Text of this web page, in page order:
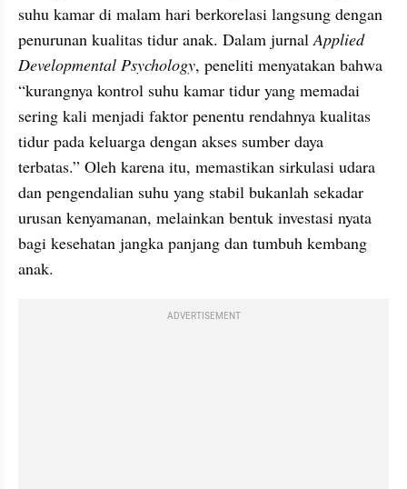
suhu kamar di malam hari berkorelasi langsung dengan
penurunan kualitas tidur anak. Dalam jurnal Applied
Developmental Psychology, peneliti menyatakan bahwa
“kurangnya kontrol suhu kamar tidur yang memadai
sering kali menjadi faktor penentu rendahnya kualitas
tidur pada keluarga dengan akses sumber daya
terbatas.” Oleh karena itu, memastikan sirkulasi udara
dan pengendalian suhu yang stabil bukanlah sekadar
urusan kenyamanan, melainkan bentuk investasi nyata
bagi kesehatan jangka panjang dan tumbuh kembang
anak.
ADVERTISEMENT